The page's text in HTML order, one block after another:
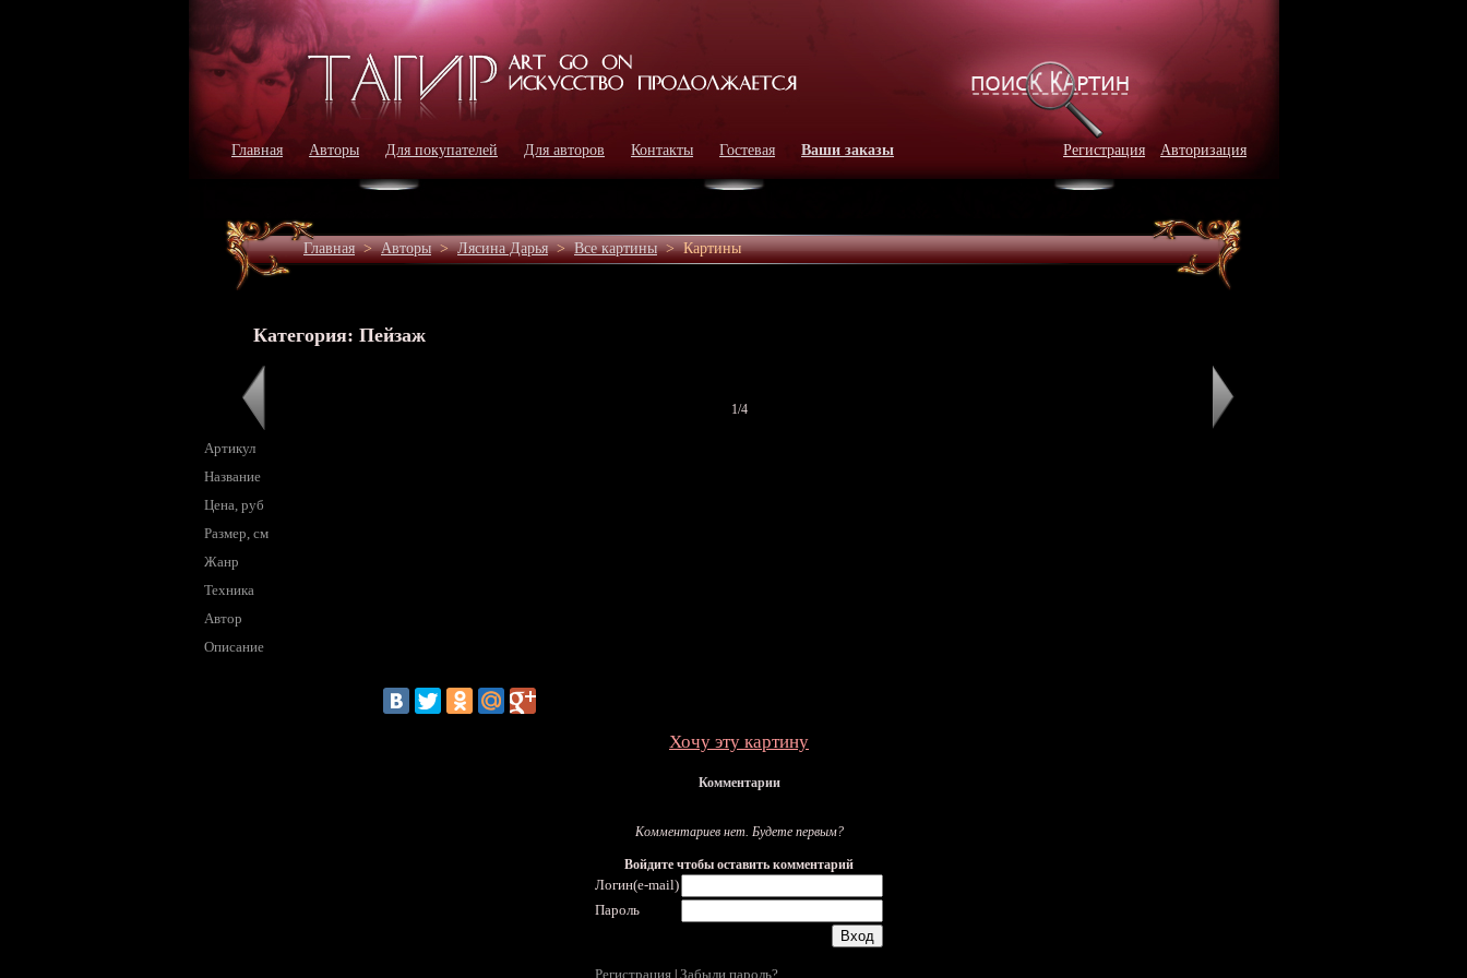
Главная Авторы Для покупателей Для авторов Контакты Гостевая Ваши заказы Регистрация Авторизация
Главная>Авторы>Лясина Дарья>Все картины>Картины
Категория: Пейзаж
1/4
Артикул
Название
Цена, руб
Размер, см
Жанр
Техника
Автор
Описание
Хочу эту картину
Комментарии
Комментариев нет. Будете первым?
Войдите чтобы оставить комментарий
Логин(e-mail)
Пароль
Регистрация Забыли пароль?